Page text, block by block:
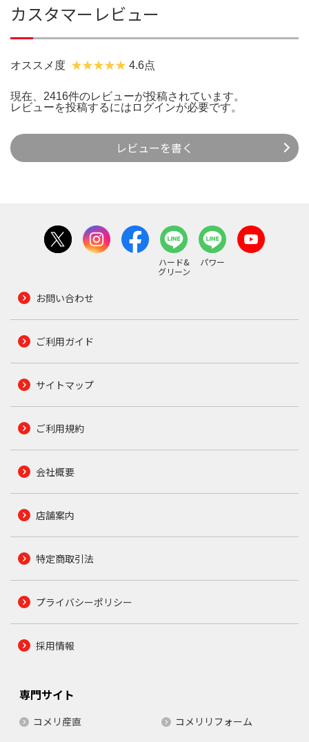
カスタマーレビュー
オススメ度 4.6点
現在、2416件のレビューが投稿されています。
レビューを投稿するには ログインが必要です。
レビューを書く
ハード&
グリーン
パワー
お問い合わせ
ご利用ガイド
サイトマップ
ご利用規約
会社概要
店舗案内
特定商取引法
プライバシーポリシー
採用情報
専門サイト
コメリ産直
コメリリフォーム